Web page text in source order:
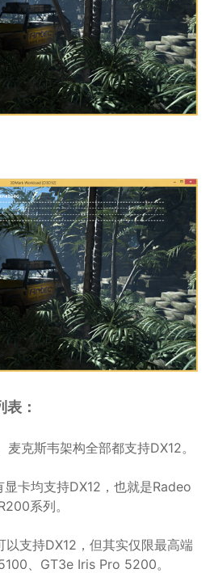
：
克斯韦架构全部都支持DX12。
卡均支持DX12，也就是Radeo
系列。
支持DX12，但其实仅限最高端
、GT3e Iris Pro 5200。